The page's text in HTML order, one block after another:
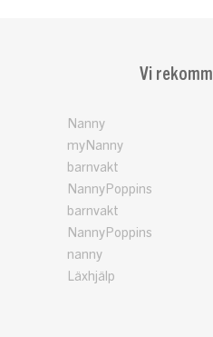
Vi
Nanny
myNanny
barnvakt
NannyPoppins
barnvakt
NannyPoppins
nanny
Läxhjälp